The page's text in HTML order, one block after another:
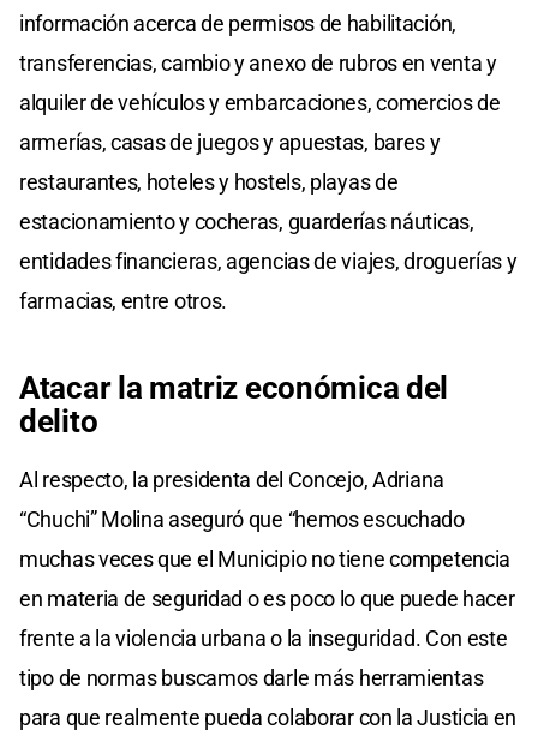
información acerca de permisos de habilitación,
transferencias, cambio y anexo de rubros en venta y
alquiler de vehículos y embarcaciones, comercios de
armerías, casas de juegos y apuestas, bares y
restaurantes, hoteles y hostels, playas de
estacionamiento y cocheras, guarderías náuticas,
entidades financieras, agencias de viajes, droguerías y
farmacias, entre otros.
Atacar la matriz económica del
delito
Al respecto, la presidenta del Concejo, Adriana
“Chuchi” Molina aseguró que “hemos escuchado
muchas veces que el Municipio no tiene competencia
en materia de seguridad o es poco lo que puede hacer
frente a la violencia urbana o la inseguridad. Con este
tipo de normas buscamos darle más herramientas
para que realmente pueda colaborar con la Justicia en